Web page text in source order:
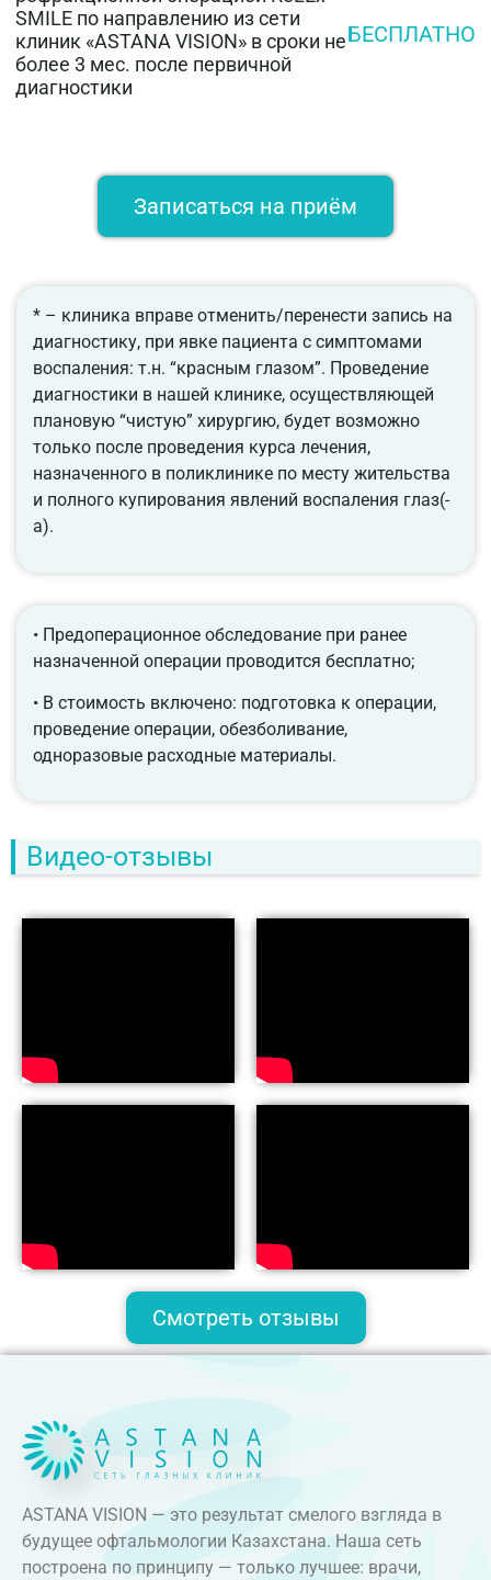
SMILE по направлению из сети
клиник «ASTANA VISION» в сроки не
более 3 мес. после первичной
диагностики
БЕСПЛАТНО
Записаться на приём
* – клиника вправе отменить/перенести запись на
диагностику, при явке пациента с симптомами
воспаления: т.н. “красным глазом”. Проведение
диагностики в нашей клинике, осуществляющей
плановую “чистую” хирургию, будет возможно
только после проведения курса лечения,
назначенного в поликлинике по месту жительства
и полного купирования явлений воспаления глаз(-
а).
• Предоперационное обследование при ранее
назначенной операции проводится бесплатно;
• В стоимость включено: подготовка к операции,
проведение операции, обезболивание,
одноразовые расходные материалы.
Видео-отзывы
Смотреть отзывы
ASTANA VISION — это результат смелого взгляда в
будущее офтальмологии Казахстана. Наша сеть
построена по принципу — только лучшее: врачи,